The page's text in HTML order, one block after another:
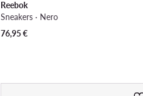
Reebok
Sneakers · Nero
76,95€